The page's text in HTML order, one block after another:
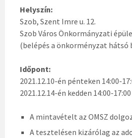
Helyszín:
Szob, Szent Imre u. 12.
Szob Város Önkormányzati
(belépés a önkorményzat hátsó
Időpont:
2021.12.10-én pénteken 14:00-
2021.12.14-én kedden 14:00-
A mintavételt az OMSZ
A tesztelésen kizárólag az